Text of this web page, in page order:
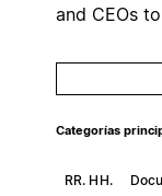
and CEOs
Categorías
RR. HH.